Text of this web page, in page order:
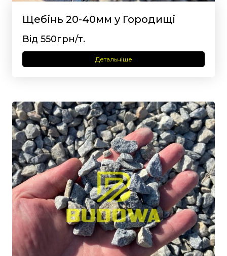
Щебінь 20-40мм у Городищі
Від 550грн/т.
Детальніше